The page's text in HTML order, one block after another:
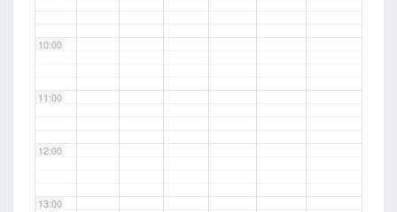
10:00
11:00
12:00
13:00